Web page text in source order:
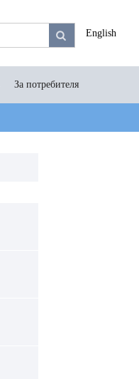
English
За потребителя